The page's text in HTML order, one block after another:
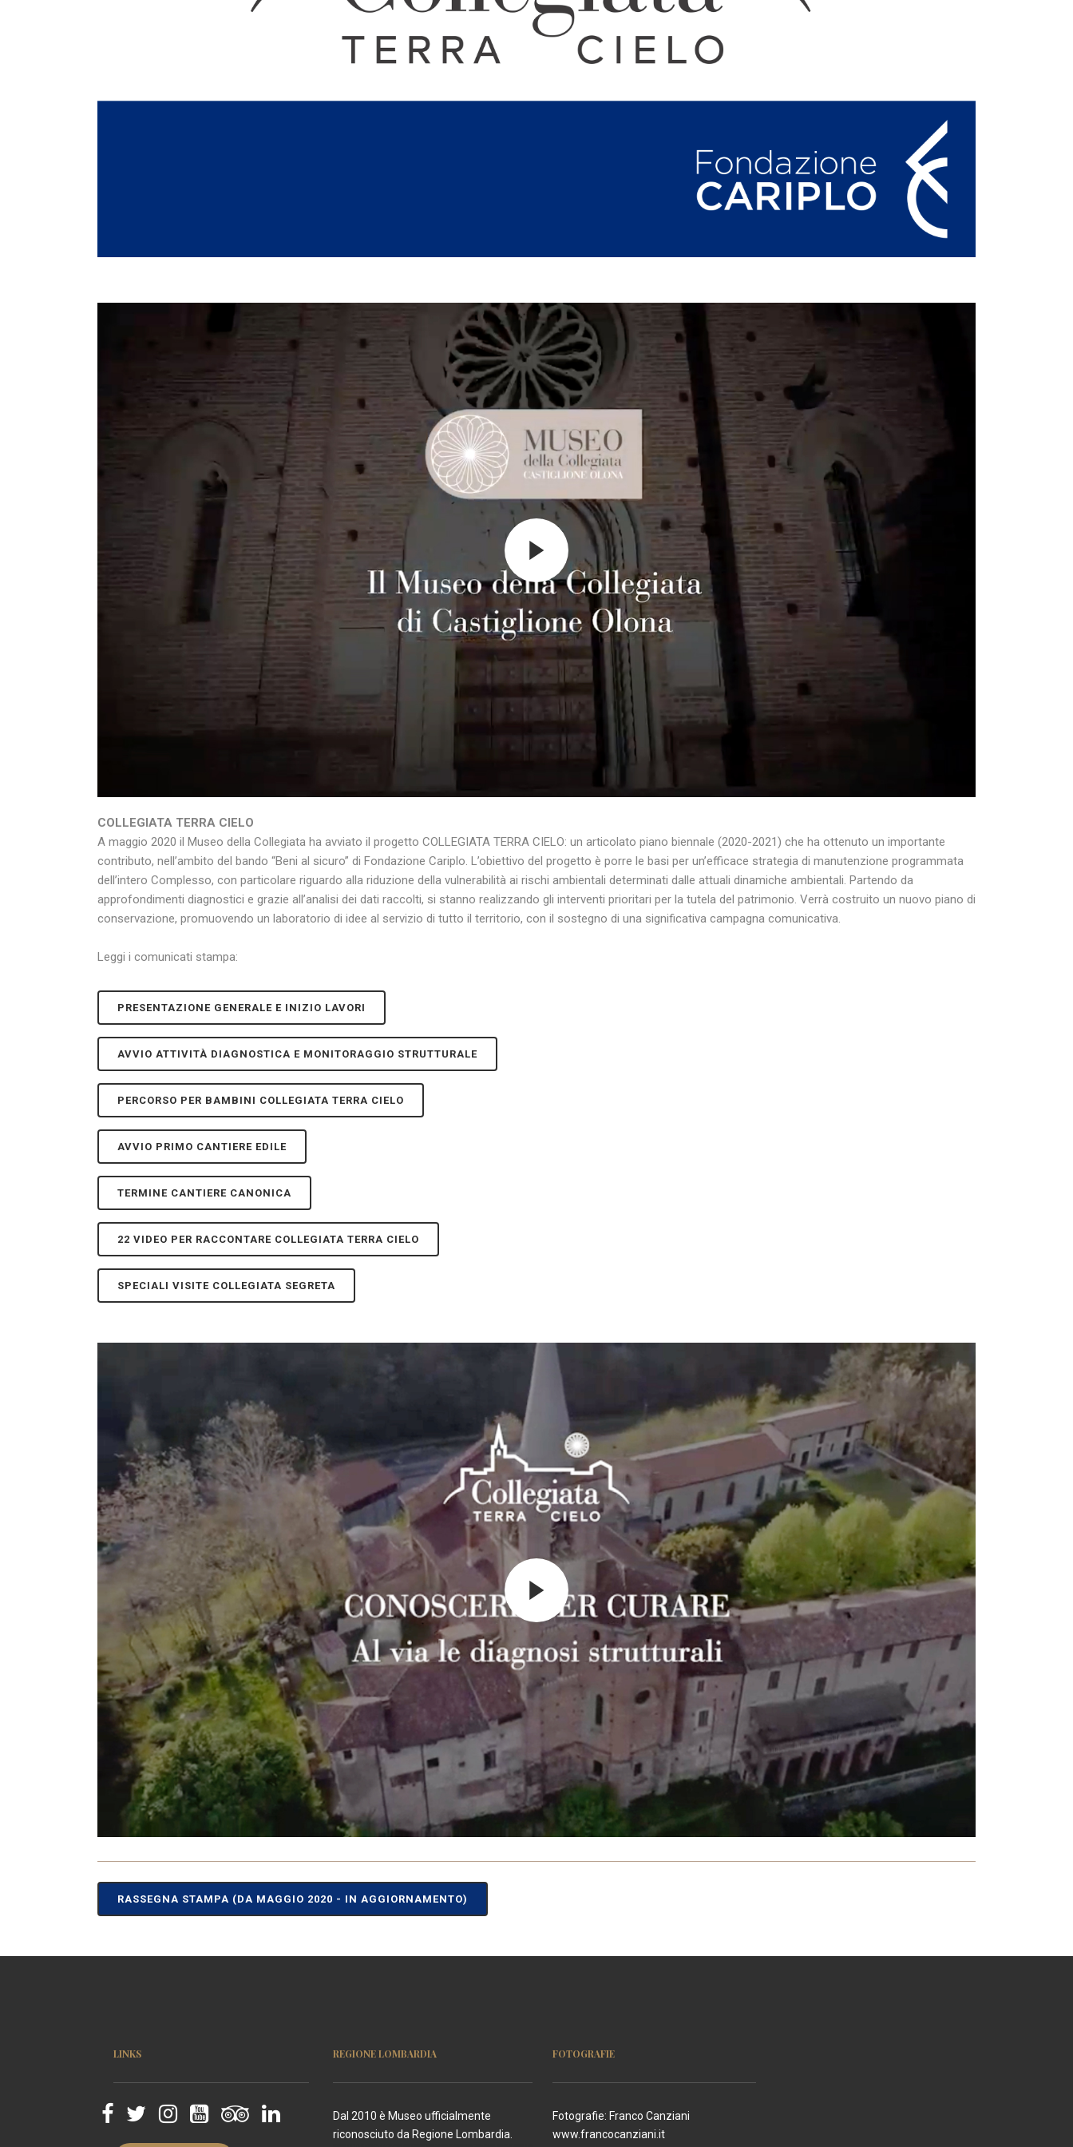
COLLEGIATA TERRA CIELO
A maggio 2020 il Museo della Collegiata ha avviato il progetto COLLEGIATA TERRA CIELO: un articolato piano biennale (2020-2021) che ha ottenuto un importante
contributo, nell’ambito del bando “Beni al sicuro” di Fondazione Cariplo. L’obiettivo del progetto è porre le basi per un’efficace strategia di manutenzione programmata
dell’intero Complesso, con particolare riguardo alla riduzione della vulnerabilità ai rischi ambientali determinati dalle attuali dinamiche ambientali. Partendo da
approfondimenti diagnostici e grazie all’analisi dei dati raccolti, si stanno realizzando gli interventi prioritari per la tutela del patrimonio. Verrà costruito un nuovo piano di
conservazione, promuovendo un laboratorio di idee al servizio di tutto il territorio, con il sostegno di una significativa campagna comunicativa.
Leggi i comunicati stampa:
PRESENTAZIONE GENERALE E INIZIO LAVORI
AVVIO ATTIVITÀ DIAGNOSTICA E MONITORAGGIO STRUTTURALE
PERCORSO PER BAMBINI COLLEGIATA TERRA CIELO
AVVIO PRIMO CANTIERE EDILE
TERMINE CANTIERE CANONICA
22 VIDEO PER RACCONTARE COLLEGIATA TERRA CIELO
SPECIALI VISITE COLLEGIATA SEGRETA
RASSEGNA STAMPA (DA MAGGIO 2020 - IN AGGIORNAMENTO)
LINKS REGIONE LOMBARDIA
Dal 2010 è Museo ufficialmente
riconosciuto da Regione Lombardia.
FOTOGRAFIE
Fotografie: Franco Canziani
www.francocanziani.it